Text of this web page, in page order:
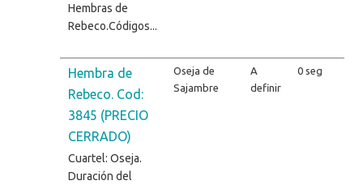
Hembras de
Rebeco.Códigos...
Hembra de
Rebeco. Cod:
3845 (PRECIO
CERRADO)
Cuartel: Oseja.
Duración del
Oseja de
Sajambre
A
definir
0 seg